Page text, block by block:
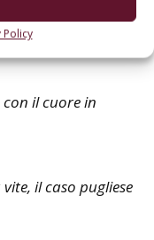
Policy
via in Italia
il cuore in
il caso pugliese